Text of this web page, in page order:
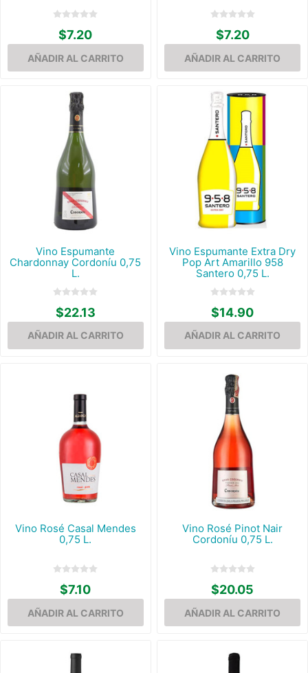
$7.20 $7.20
Vino Espumante
Chardonnay Cordoníu 0,75
L.
$22.13
Vino Espumante Extra Dry
Pop Art Amarillo 958
Santero 0,75 L.
$14.90
Vino Rosé Casal Mendes
0,75 L.
$7.10
Vino Rosé Pinot Nair
Cordoníu 0,75 L.
$20.05